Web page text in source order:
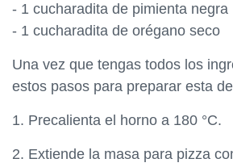
- 1 cucharadita de pimienta negra
- 1 cucharadita de orégano seco
Una vez que tengas todos los
estos pasos para preparar esta
1. Precalienta el horno a 180 °C.
2. Extiende la masa para pizza